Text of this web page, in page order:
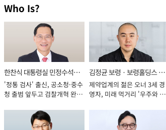
Who Is?
한찬식 대통령실 민정수석비
서관
'정통 검사' 출신, 공소청·중수
청 출범 앞두고 검찰개혁 완수
김정균 보령ㆍ보령홀딩스 대
표이사 사장
제약업계의 젊은 오너 3세 경
영자, 미래 먹거리 '우주와 헬